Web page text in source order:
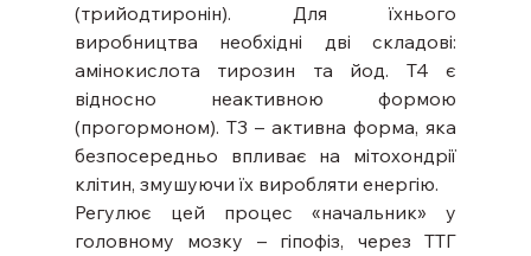
(трийодтиронін). Для їхнього
виробництва необхідні дві складові:
амінокислота тирозин та йод. Т4 є
відносно неактивною формою
(прогормоном). Т3 – активна форма, яка
безпосередньо впливає на мітохондрії
клітин, змушуючи їх виробляти енергію.
Регулює цей процес «начальник» у
головному мозку – гіпофіз, через ТТГ